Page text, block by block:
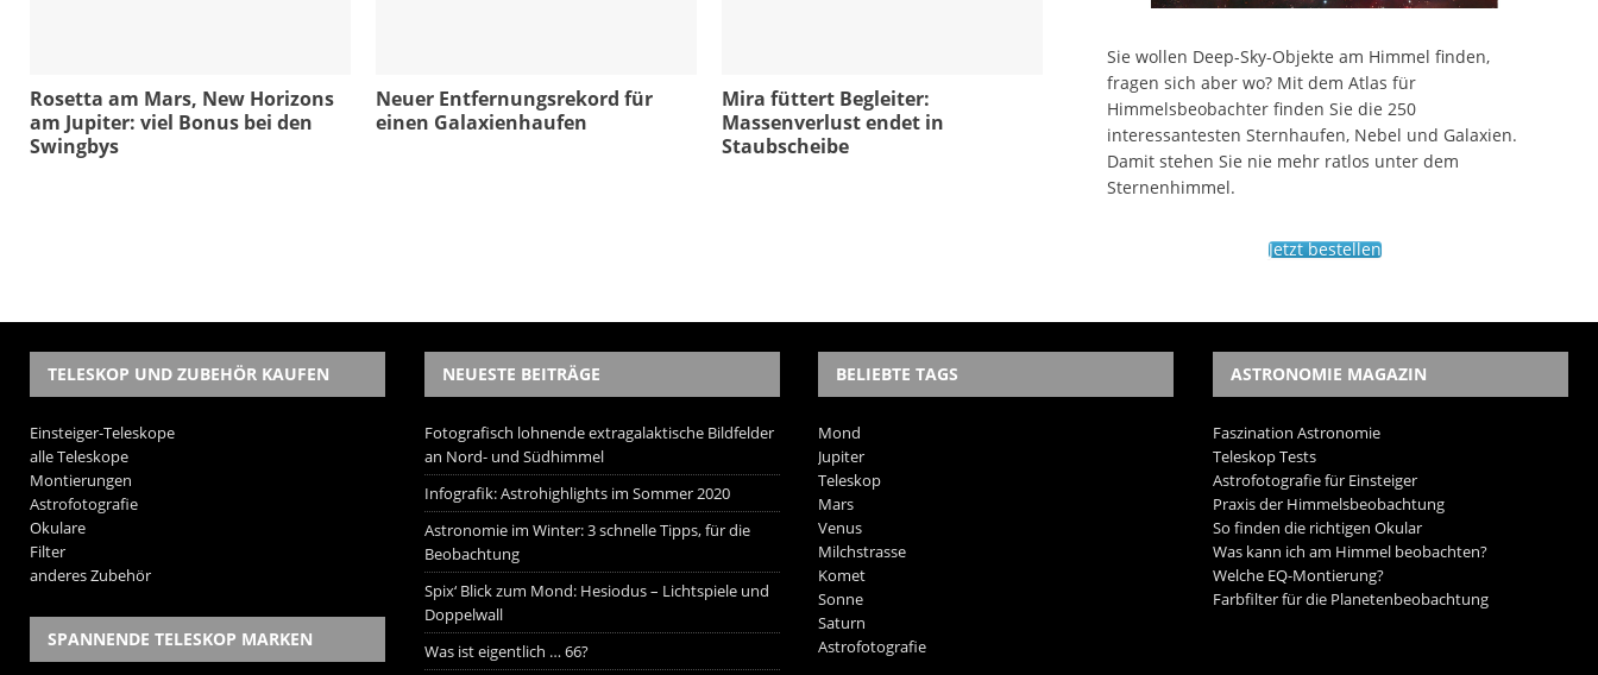
Rosetta am Mars, New Horizons
am Jupiter: viel Bonus bei den
Swingbys
Neuer Entfernungsrekord für
einen Galaxienhaufen
Mira füttert Begleiter:
Massenverlust endet in
Staubscheibe
Sie wollen Deep-Sky-Objekte am Himmel finden,
fragen sich aber wo? Mit dem Atlas für
Himmelsbeobachter finden Sie die 250
interessantesten Sternhaufen, Nebel und Galaxien.
Damit stehen Sie nie mehr ratlos unter dem
Sternenhimmel.
Jetzt bestellen
TELESKOP UND ZUBEHÖR KAUFEN
Einsteiger-Teleskope
alle Teleskope
Montierungen
Astrofotografie
Okulare
Filter
anderes Zubehör
SPANNENDE TELESKOP MARKEN
NEUESTE BEITRÄGE
Fotografisch lohnende extragalaktische Bildfelder
an Nord- und Südhimmel
Infografik: Astrohighlights im Sommer 2020
Astronomie im Winter: 3 schnelle Tipps, für die
Beobachtung
Spix‘ Blick zum Mond: Hesiodus – Lichtspiele und
Doppelwall
Was ist eigentlich … 66?
BELIEBTE TAGS
Mond
Jupiter
Teleskop
Mars
Venus
Milchstrasse
Komet
Sonne
Saturn
Astrofotografie
ASTRONOMIE MAGAZIN
Faszination Astronomie
Teleskop Tests
Astrofotografie für Einsteiger
Praxis der Himmelsbeobachtung
So finden die richtigen Okular
Was kann ich am Himmel beobachten?
Welche EQ-Montierung?
Farbfilter für die Planetenbeobachtung